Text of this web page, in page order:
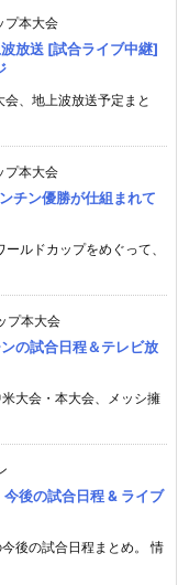
プ本大会
放送 [試合ライブ中継]
、地上波放送予定まと
プ本大会
チン優勝が仕組まれて
ルドカップをめぐって、
プ本大会
の試合日程＆テレビ放
大会・本大会、メッシ擁
後の試合日程 & ライブ
後の試合日程まとめ。 情